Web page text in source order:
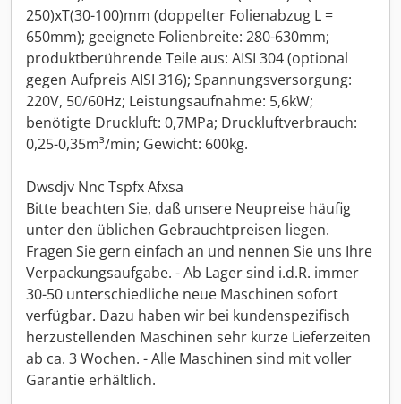
250)xT(30-100)mm (doppelter Folienabzug L =
650mm); geeignete Folienbreite: 280-630mm;
produktberührende Teile aus: AISI 304 (optional
gegen Aufpreis AISI 316); Spannungsversorgung:
220V, 50/60Hz; Leistungsaufnahme: 5,6kW;
benötigte Druckluft: 0,7MPa; Druckluftverbrauch:
0,25-0,35m³/min; Gewicht: 600kg.
Dwsdjv Nnc Tspfx Afxsa
Bitte beachten Sie, daß unsere Neupreise häufig
unter den üblichen Gebrauchtpreisen liegen.
Fragen Sie gern einfach an und nennen Sie uns Ihre
Verpackungsaufgabe. - Ab Lager sind i.d.R. immer
30-50 unterschiedliche neue Maschinen sofort
verfügbar. Dazu haben wir bei kundenspezifisch
herzustellenden Maschinen sehr kurze Lieferzeiten
ab ca. 3 Wochen. - Alle Maschinen sind mit voller
Garantie erhältlich.